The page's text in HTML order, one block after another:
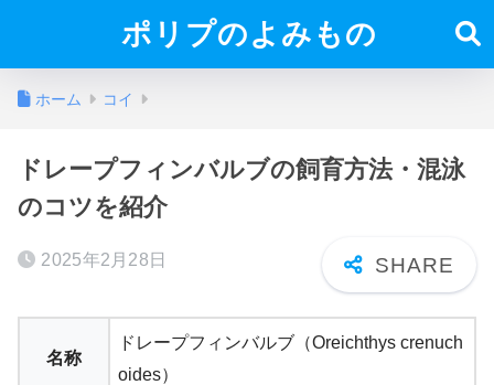
ポリプのよみもの
ホーム コイ
ドレープフィンバルブの飼育方法・混泳
のコツを紹介
2025年2月28日
名称
ドレープフィンバルブ（Oreichthys crenuch
oides）